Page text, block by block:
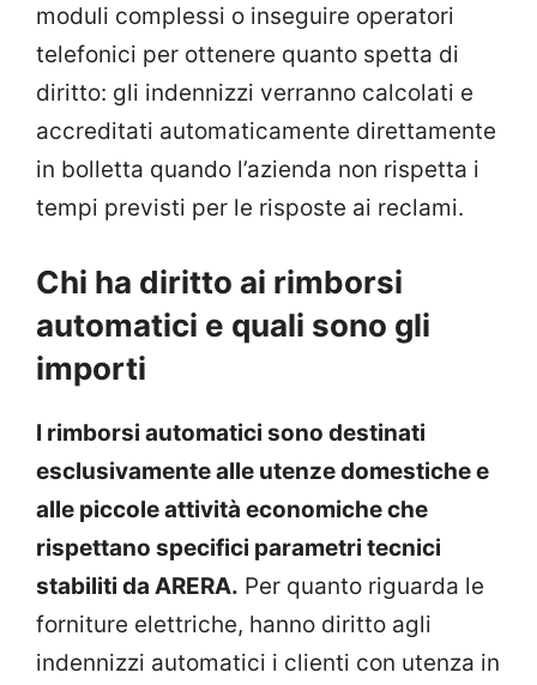
moduli complessi o inseguire operatori
telefonici per ottenere quanto spetta di
diritto: gli indennizzi verranno calcolati e
accreditati automaticamente direttamente
in bolletta quando l’azienda non rispetta i
tempi previsti per le risposte ai reclami.
Chi ha diritto ai rimborsi
automatici e quali sono gli
importi
I rimborsi automatici sono destinati
esclusivamente alle utenze domestiche e
alle piccole attività economiche che
rispettano specifici parametri tecnici
stabiliti da ARERA. Per quanto riguarda le
forniture elettriche, hanno diritto agli
indennizzi automatici i clienti con utenza in